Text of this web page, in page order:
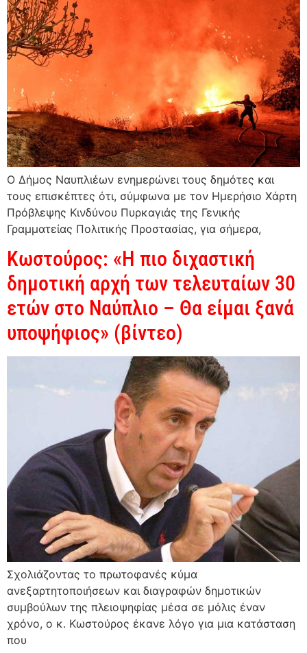
Ο Δήμος Ναυπλιέων ενημερώνει τους δημότες και
τους επισκέπτες ότι, σύμφωνα με τον Ημερήσιο Χάρτη
Πρόβλεψης Κινδύνου Πυρκαγιάς της Γενικής
Γραμματείας Πολιτικής Προστασίας, για σήμερα,
Κωστούρος: «Η πιο διχαστική
δημοτική αρχή των τελευταίων 30
ετών στο Ναύπλιο – Θα είμαι ξανά
υποψήφιος» (βίντεο)
Σχολιάζοντας το πρωτοφανές κύμα
ανεξαρτητοποιήσεων και διαγραφών δημοτικών
συμβούλων της πλειοψηφίας μέσα σε μόλις έναν
χρόνο, ο κ. Κωστούρος έκανε λόγο για μια κατάσταση
που